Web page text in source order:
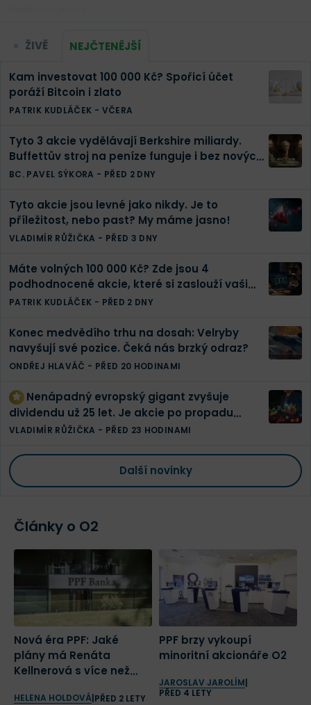
ŽIVĚ NEJČTENĚJŠÍ
Kam investovat 100 000 Kč? Spořicí účet
poráží Bitcoin i zlato
PATRIK KUDLÁČEK - VČERA
Tyto 3 akcie vydělávají Berkshire miliardy.
Buffettův stroj na peníze funguje i bez nových
investic
BC. PAVEL SÝKORA - PŘED 2 DNY
Tyto akcie jsou levné jako nikdy. Je to
příležitost, nebo past? My máme jasno!
VLADIMÍR RŮŽIČKA - PŘED 3 DNY
Máte volných 100 000 Kč? Zde jsou 4
podhodnocené akcie, které si zaslouží vaši
pozornost
PATRIK KUDLÁČEK - PŘED 2 DNY
Konec medvědího trhu na dosah: Velryby
navyšují své pozice. Čeká nás brzký odraz?
ONDŘEJ HLAVÁČ - PŘED 20 HODINAMI
Nenápadný evropský gigant zvyšuje
dividendu už 25 let. Je akcie po propadu
konečně levná?
VLADIMÍR RŮŽIČKA - PŘED 23 HODINAMI
Další novinky
Články o O2
Nová éra PPF: Jaké
plány má Renáta
Kellnerová s více než
HELENA HOLDOVÁ PŘED 2 LETY
PPF brzy vykoupí
minoritní akcionáře O2
JAROSLAV JAROLÍM
PŘED 4 LETY